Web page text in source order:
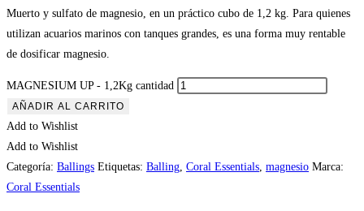
Muerto y sulfato de magnesio, en un práctico cubo de 1,2 kg. Para quienes
utilizan acuarios marinos con tanques grandes, es una forma muy rentable
de dosificar magnesio.
MAGNESIUM UP - 1,2Kg cantidad
AÑADIR AL CARRITO
Add to Wishlist
Add to Wishlist
Categoría: Ballings Etiquetas: Balling Coral Essentials magnesio Marca:
Coral Essentials